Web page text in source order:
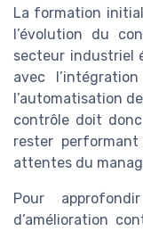
La formation
l’évolution du
secteur industriel
avec
l’automatisation
contrôle doit
rester
attentes du
Pour
d’amélioration